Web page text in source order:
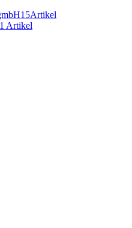
15Artikel
1 Artikel